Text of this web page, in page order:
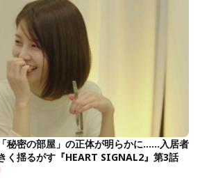
秘密の部屋」の正体が明らかに……入居者
く揺るがす『HEART SIGNAL2』第3話